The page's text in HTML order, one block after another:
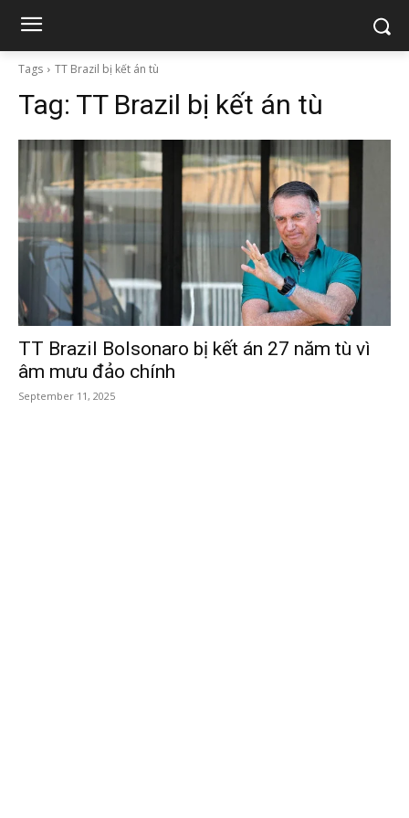
Tags TT Brazil bị kết án tù
Tag: TT Brazil bị kết án tù
TT Brazil Bolsonaro bị kết án 27 năm tù vì
âm mưu đảo chính
September 11, 2025